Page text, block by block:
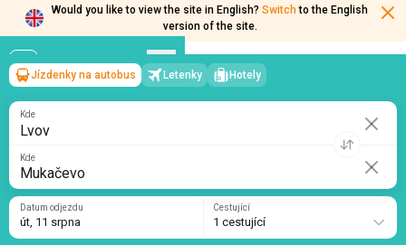
Would you like to view the site in English? Switch to the English
version of the site.
Lvov→ Mukačevo
út, 11 srpna/1 cestující
Jízdenky na autobus Letenky Hotely
Kde
Kde
Datum odjezdu
út, 11 srpna
Cestující
1 cestující